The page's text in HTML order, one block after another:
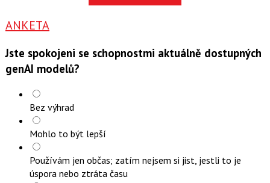
ANKETA
Jste spokojeni se schopnostmi aktuálně dostupných
genAI modelů?
Bez výhrad
Mohlo to být lepší
Používám jen občas; zatím nejsem si jist, jestli to je
úspora nebo ztráta času